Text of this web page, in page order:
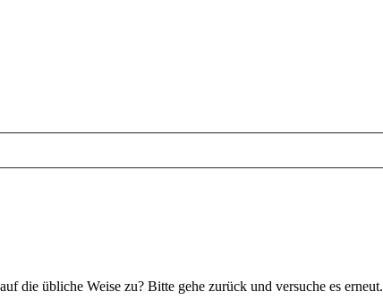
die übliche Weise zu? Bitte gehe zurück und versuche es erneut.